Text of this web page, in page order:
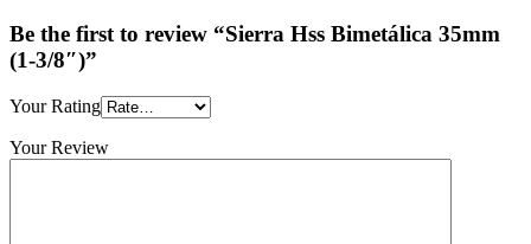
Be the first to review “Sierra Hss Bimetálica 35mm
(1-3/8″)”
Your Rating
Your Review